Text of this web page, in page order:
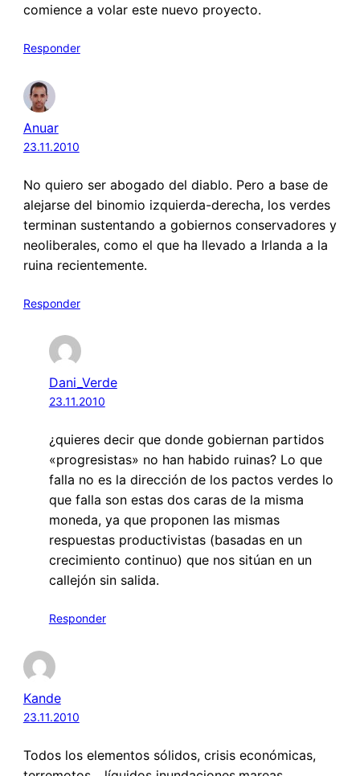
comience a volar este nuevo proyecto.
Responder
Anuar
23.11.2010
No quiero ser abogado del diablo. Pero a base de
alejarse del binomio izquierda-derecha, los verdes
terminan sustentando a gobiernos conservadores y
neoliberales, como el que ha llevado a Irlanda a la
ruina recientemente.
Responder
Dani_Verde
23.11.2010
¿quieres decir que donde gobiernan partidos
«progresistas» no han habido ruinas? Lo que
falla no es la dirección de los pactos verdes lo
que falla son estas dos caras de la misma
moneda, ya que proponen las mismas
respuestas productivistas (basadas en un
crecimiento continuo) que nos sitúan en un
callejón sin salida.
Responder
Kande
23.11.2010
Todos los elementos sólidos, crisis económicas,